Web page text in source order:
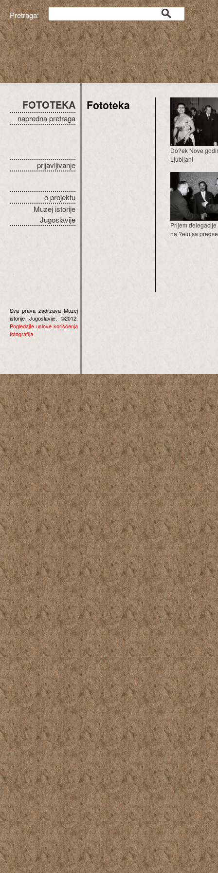
Pretraga:
FOTOTEKA
napredna pretraga
prijavljivanje
o projektu
Muzej istorije
Jugoslavije
Sva prava zadržava Muzej
istorije Jugoslavije, ©2012.
Pogledajte uslove korišćenja
fotografija
Fototeka
Do?ek Nove
Ljubljani
Prijem
na ?elu sa